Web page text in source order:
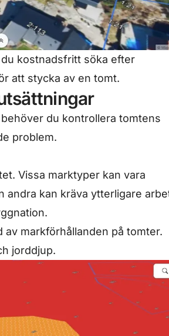
du kostnadsfritt söka efter
att stycka av en tomt.
du kontrollera tomtens
problem.
Vissa marktyper kan vara
andra kan kräva ytterligare
av markförhållanden på tomter.
jorddjup.